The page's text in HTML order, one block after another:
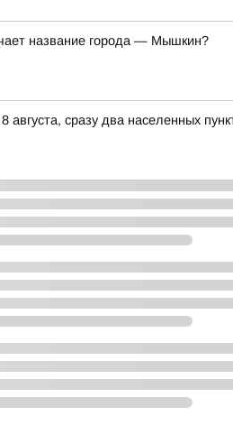
название города — Мышкин?
августа, сразу два населенных